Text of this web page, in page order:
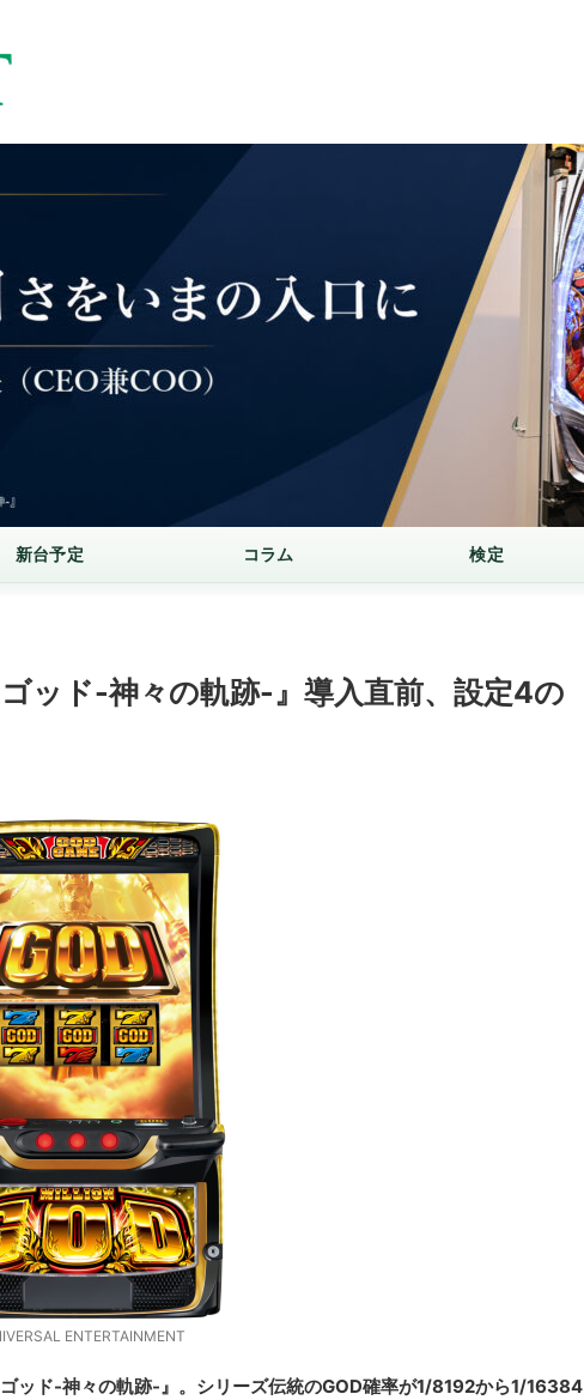
新台予定 コラム 検定
ッド-神々の軌跡-』導入直前、設定4の
ENTERTAINMENT
ッド-神々の軌跡-』。シリーズ伝統のGOD確率が1/8192から1/16384